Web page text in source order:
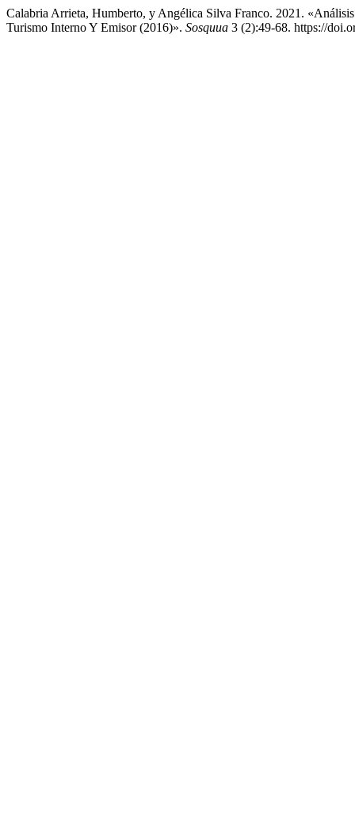
Calabria Arrieta, Humberto, y Angélica Silva Franco. 2021.
Turismo Interno Y Emisor (2016)». Sosquua 3 (2):49-68. https://